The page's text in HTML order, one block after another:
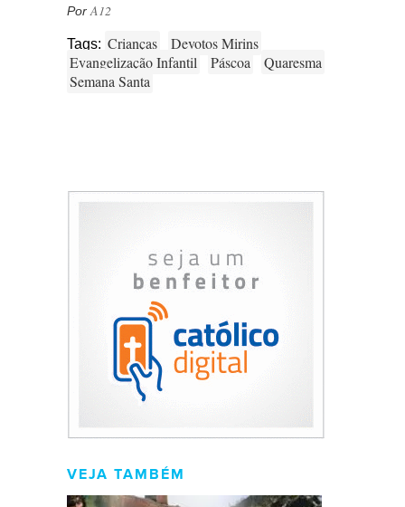
Por A12
Tags: Crianças
Devotos Mirins
Evangelização Infantil
Páscoa
Quaresma
Semana Santa
VEJA TAMBÉM